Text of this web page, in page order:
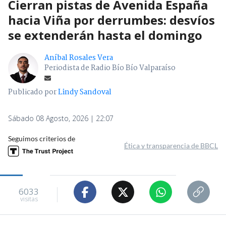
Cierran pistas de Avenida España
hacia Viña por derrumbes: desvíos
se extenderán hasta el domingo
Aníbal Rosales Vera
Periodista de Radio Bío Bío Valparaíso
Publicado porLindy Sandoval
Sábado 08 Agosto, 2026 | 22:07
Seguimos criterios de
Ética y transparencia de BBCL
6033
visitas